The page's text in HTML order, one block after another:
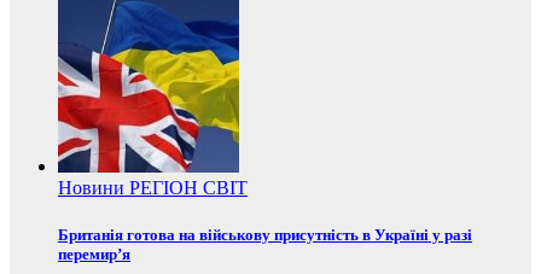
Новини РЕГІОН СВІТ
Британія готова на військову присутність в Україні у разі
перемир’я